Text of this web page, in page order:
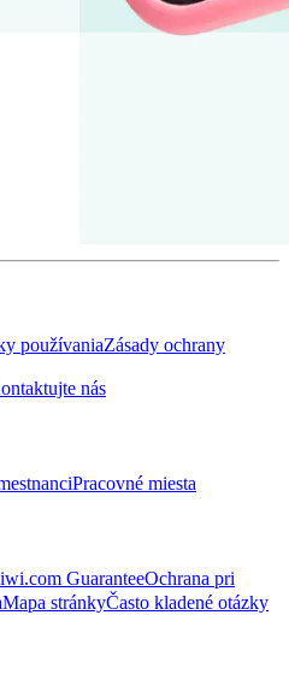
používaniaZásady ochrany
nás
Pracovné miesta
GuaranteeOchrana pri
Mapa stránkyČasto kladené otázky